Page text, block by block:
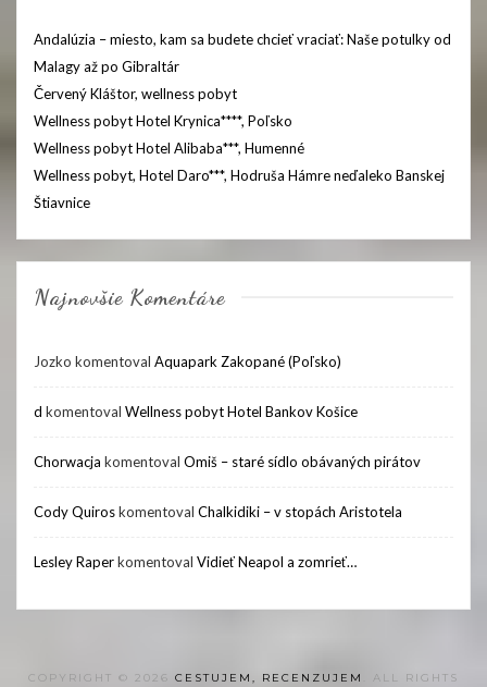
Andalúzia – miesto, kam sa budete chcieť vraciať: Naše potulky od
Malagy až po Gibraltár
Červený Kláštor, wellness pobyt
Wellness pobyt Hotel Krynica****, Poľsko
Wellness pobyt Hotel Alibaba***, Humenné
Wellness pobyt, Hotel Daro***, Hodruša Hámre neďaleko Banskej
Štiavnice
Najnovšie Komentáre
Jozko komentoval Aquapark Zakopané (Poľsko)
d komentoval Wellness pobyt Hotel Bankov Košice
Chorwacja komentoval Omiš – staré sídlo obávaných pirátov
Cody Quiroskomentoval Chalkidiki – v stopách Aristotela
Lesley Raperkomentoval Vidieť Neapol a zomrieť…
COPYRIGHT © 2026 CESTUJEM, RECENZUJEM . ALL RIGHTS